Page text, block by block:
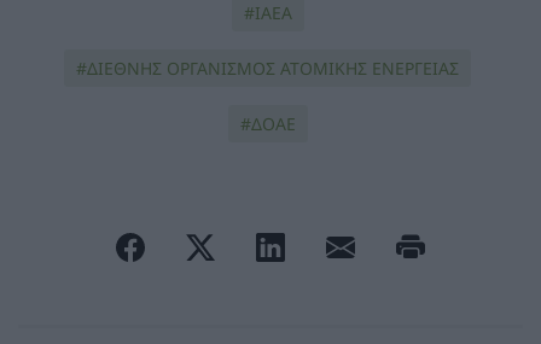
IAEA
ΔΙΕΘΝΗΣ ΟΡΓΑΝΙΣΜΟΣ ΑΤΟΜΙΚΗΣ ΕΝΕΡΓΕΙΑΣ
ΔΟΑΕ